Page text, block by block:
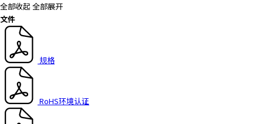
全部收起 全部展开
文件
规格
RoHS环境认证